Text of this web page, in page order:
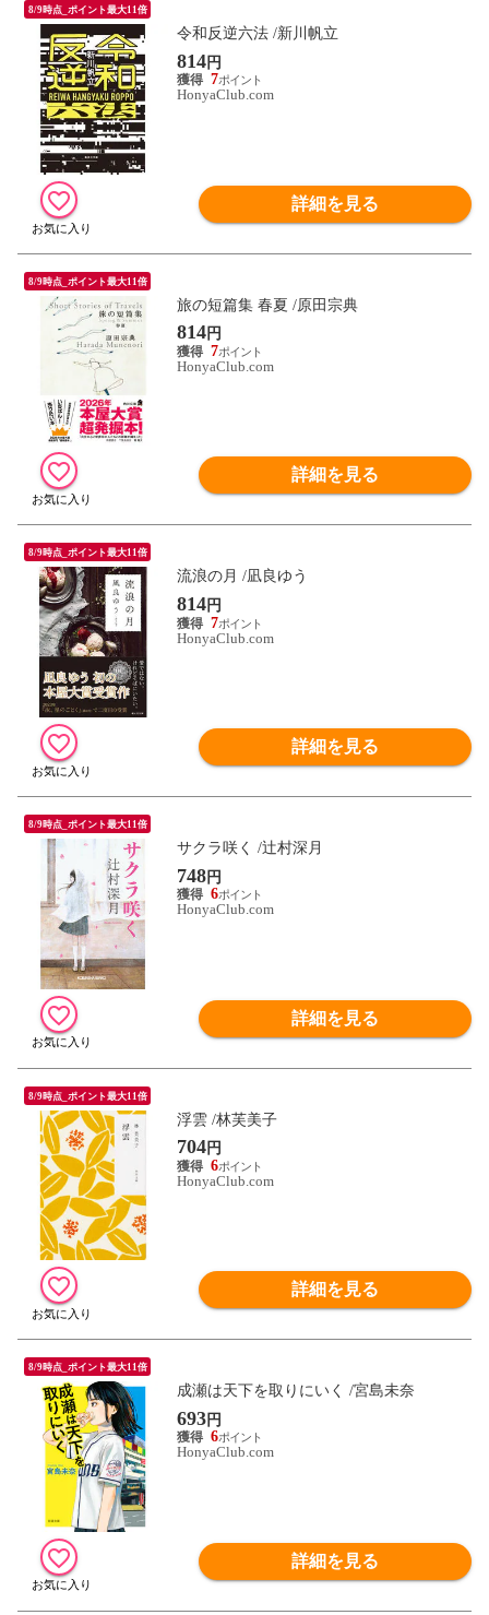
8/9時点_ポイント最大11倍
令和反逆六法 /新川帆立
814円
7
HonyaClub.com
詳細を見る
8/9時点_ポイント最大11倍
旅の短篇集 春夏 /原田宗典
814円
7
HonyaClub.com
詳細を見る
8/9時点_ポイント最大11倍
流浪の月 /凪良ゆう
814円
7
HonyaClub.com
詳細を見る
8/9時点_ポイント最大11倍
サクラ咲く /辻村深月
748円
6
HonyaClub.com
詳細を見る
8/9時点_ポイント最大11倍
浮雲 /林芙美子
704円
6
HonyaClub.com
詳細を見る
8/9時点_ポイント最大11倍
成瀬は天下を取りにいく /宮島未奈
693円
6
HonyaClub.com
詳細を見る